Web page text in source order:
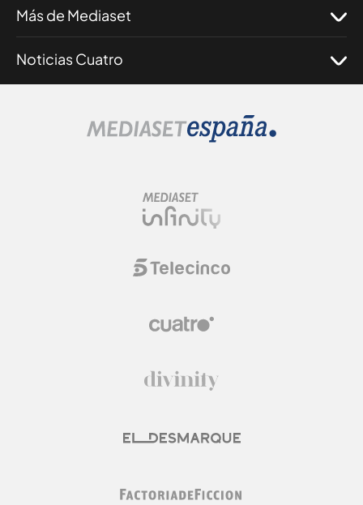
Más de Mediaset
Noticias Cuatro